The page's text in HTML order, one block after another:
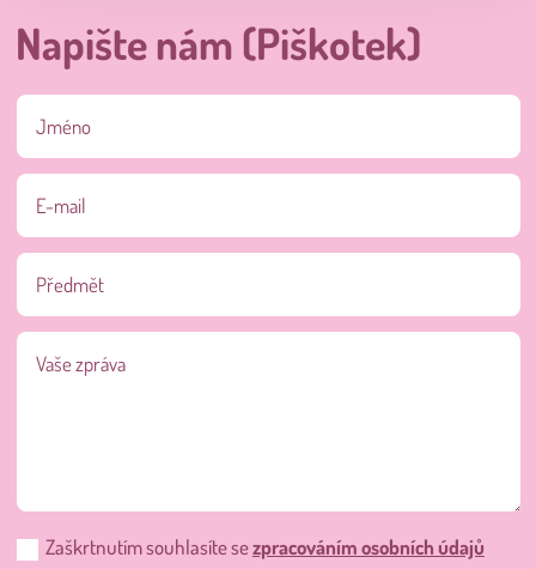
Napište nám (Piškotek)
Zaškrtnutím souhlasíte sezpracováním osobních údajů